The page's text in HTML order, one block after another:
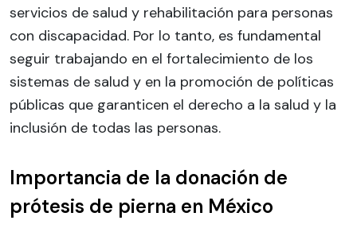
servicios de salud y rehabilitación para personas
con discapacidad. Por lo tanto, es fundamental
seguir trabajando en el fortalecimiento de los
sistemas de salud y en la promoción de políticas
públicas que garanticen el derecho a la salud y la
inclusión de todas las personas.
Importancia de la donación de
prótesis de pierna en México